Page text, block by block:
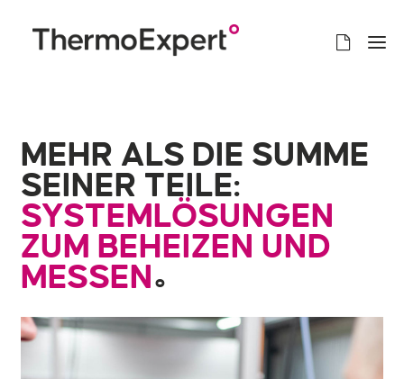
MEHR ALS DIE SUMME
SEINER TEILE:
SYSTEM­LÖSUNGEN
ZUM BEHEIZEN UND
MESSEN°